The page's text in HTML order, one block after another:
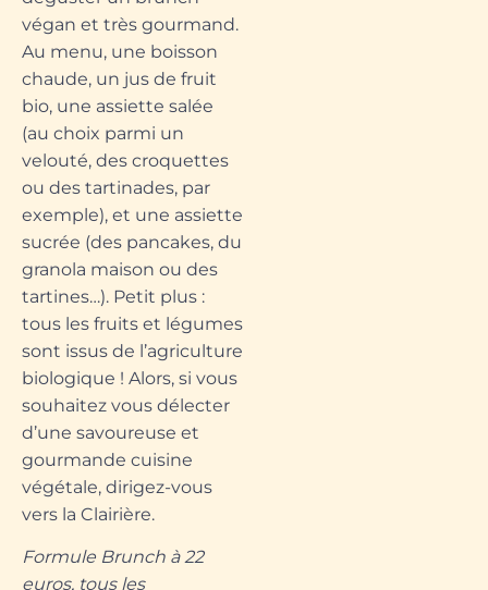
végan et très gourmand.
Au menu, une boisson
chaude, un jus de fruit
bio, une assiette salée
(au choix parmi un
velouté, des croquettes
ou des tartinades, par
exemple), et une assiette
sucrée (des pancakes, du
granola maison ou des
tartines…). Petit plus :
tous les fruits et légumes
sont issus de l’agriculture
biologique ! Alors, si vous
souhaitez vous délecter
d’une savoureuse et
gourmande cuisine
végétale, dirigez-vous
vers la Clairière.
Formule Brunch à 22
euros, tous les